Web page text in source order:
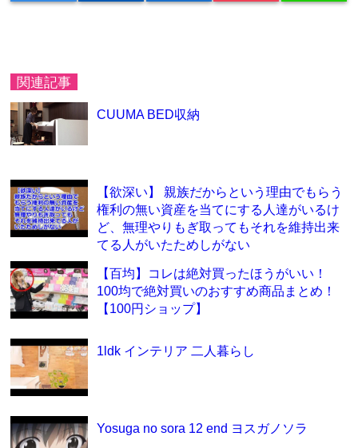
関連記事
CUUMA BED収納
【欲深い】 親族だからという理由でもらう
権利の無い資産を当てにする人達がいるけ
ど、無理やりもぎ取ってもそれを維持出来
てる人がいたためしがない
【百均】コレは絶対買ったほうがいい！
100均で絶対買いのおすすめ商品まとめ！
【100円ショップ】
1ldk インテリア 二人暮らし
Yosuga no sora 12 end ヨスガノソラ